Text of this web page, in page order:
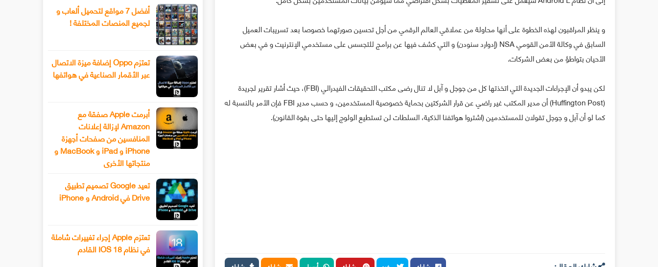
و ينظر المراقبون لهذه الخطوة على أنها محاولة من عملاقي العالم الرقمي من أجل تحسين صورتهما خصوصا بعد تسريبات العميل
السابق في وكالة الأمن القومي NSA (إدوارد سنودن) و التي كشف فيها عن برامج للتجسس على مستخدمي الإنترنيت و في بعض
الأحيان بتواطؤ من بعض الشركات.
لكن يبدو أن الإجراءات الجديدة التي اتخذتها كل من جوجل و آبل لا تنال رضى مكتب التحقيقات الفيدرالي (FBI)، حيث أشار تقرير لجريدة
(Huffington Post) أن مدير المكتب غير راضي عن قرار الشركتين بحماية خصوصية المستخدمين، و حسب مدير FBI فإن الأمر بالنسبة له
كما لو أن آبل و جوجل تقولان للمستخدمين (اشتروا هواتفنا الذكية، السلطات لن تستطيع الولوج إليها حتى بقوة القانون).
أفضل 7 مواقع لتحميل ألعاب و
لجميع المنصات المختلفة !
تعتزم Oppo إضافة ميزة الاتصال
عبر الأقمار الصناعية في هواتفها
أبرمت Apple صفقة مع
Amazon لإزالة إعلانات
المنافسين من صفحات أجهزة
iPhone و iPad و MacBook و
منتجاتها الأخرى
تعيد Google تصميم تطبيق
Drive في Android و iPhone
تعتزم Apple إجراء تغييرات شاملة
في نظام IOS 18 القادم